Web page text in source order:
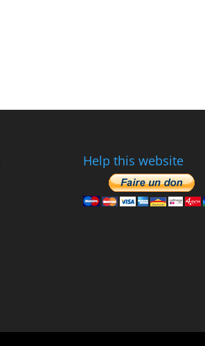
Help this website